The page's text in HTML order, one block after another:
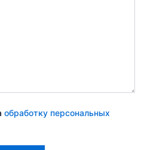
обработку персональных